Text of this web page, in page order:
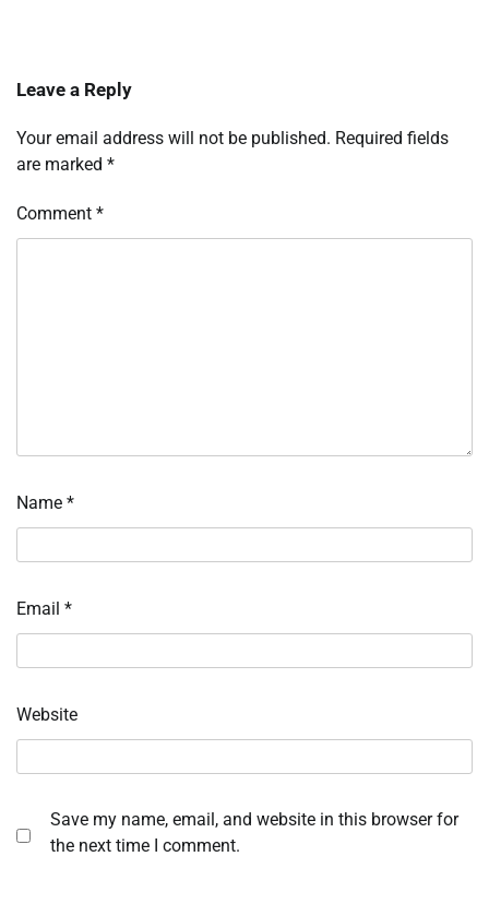
Leave a Reply
Your email address will not be published. Required fields
are marked *
Comment *
Name *
Email *
Website
Save my name, email, and website in this browser for
the next time I comment.